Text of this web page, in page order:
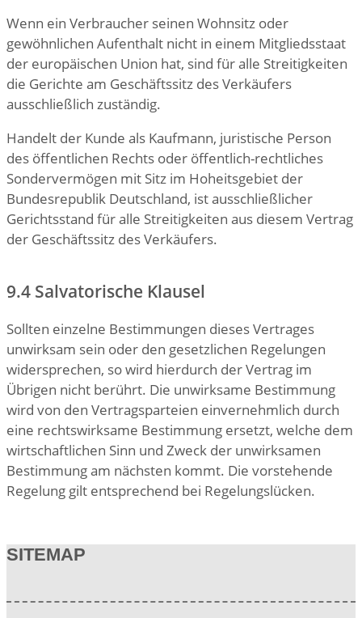
Wenn ein Verbraucher seinen Wohnsitz oder
gewöhnlichen Aufenthalt nicht in einem Mitgliedsstaat
der europäischen Union hat, sind für alle Streitigkeiten
die Gerichte am Geschäftssitz des Verkäufers
ausschließlich zuständig.
Handelt der Kunde als Kaufmann, juristische Person
des öffentlichen Rechts oder öffentlich-rechtliches
Sondervermögen mit Sitz im Hoheitsgebiet der
Bundesrepublik Deutschland, ist ausschließlicher
Gerichtsstand für alle Streitigkeiten aus diesem Vertrag
der Geschäftssitz des Verkäufers.
9.4 Salvatorische Klausel
Sollten einzelne Bestimmungen dieses Vertrages
unwirksam sein oder den gesetzlichen Regelungen
widersprechen, so wird hierdurch der Vertrag im
Übrigen nicht berührt. Die unwirksame Bestimmung
wird von den Vertragsparteien einvernehmlich durch
eine rechtswirksame Bestimmung ersetzt, welche dem
wirtschaftlichen Sinn und Zweck der unwirksamen
Bestimmung am nächsten kommt. Die vorstehende
Regelung gilt entsprechend bei Regelungslücken.
SITEMAP